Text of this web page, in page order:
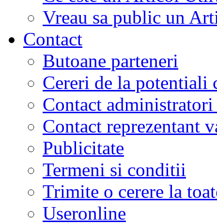
Vreau sa public un
Contact
Butoane parteneri
Cereri de la potentiali
Contact
Contact reprezentant
Publicitate
Termeni si conditii
Trimite o cerere la
Useronline